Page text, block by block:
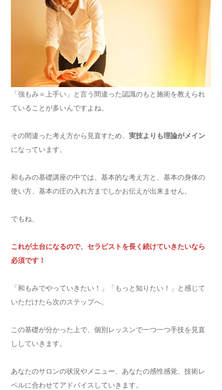
「強もみ＝上手い」と言う間違った認識のもと施術を教えられ
ていることが多いんですよね。
その間違った考え方から見直すため、 実技よりも理論がメイン
になっています。
和もみの基礎講座の中では、基本的な考え方と、基本の身体の
使い方、基本の圧の入れ方までしかお伝えが出来ません。
でもね、
これが土台になるので、セラピストを長く続けていきたいなら
必須です！
「和もみでやっていきたい！」「もっと知りたい！」と感じて
いただけたら次のステップへ。
この基礎が分かった上で、個別レッスンで一つ一つ手技を見直
ししていきます。
あなたのサロンの状況やメニュー、あなたの感性感覚、技術レ
ベルに合わせてアドバイスしていきます。